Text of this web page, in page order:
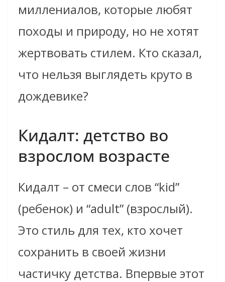
миллениалов, которые любят
походы и природу, но не хотят
жертвовать стилем. Кто сказал,
что нельзя выглядеть круто в
дождевике?
Кидалт: детство во
взрослом возрасте
Кидалт – от смеси слов “kid”
(ребенок) и “adult” (взрослый).
Это стиль для тех, кто хочет
сохранить в своей жизни
частичку детства. Впервые этот